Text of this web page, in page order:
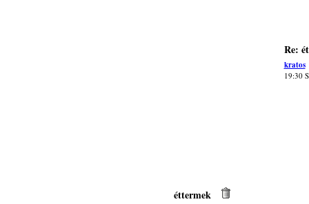
Re:
kratos
19:30
éttermek